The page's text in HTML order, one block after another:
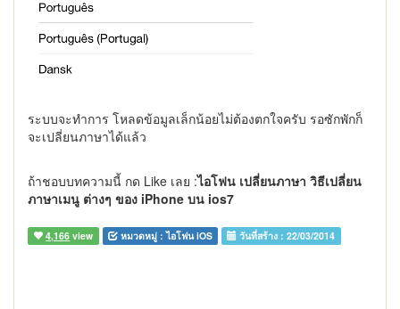
ระบบจะทำการ โหลดข้อมูลเล็กน้อยไม่ต้องตกใจครับ รอซักพักก็
จะเปลี่ยนภาษาได้แล้ว
ถ้าชอบบทความนี้ กด Like เลย :ไอโฟน เปลี่ยนภาษา วิธีเปลี่ยน
ภาษาเมนู ต่างๆ ของ iPhone บน ios7
4,166 view หมวดหมู่ :ไอโฟน iOS วันที่สร้าง :22/03/2014